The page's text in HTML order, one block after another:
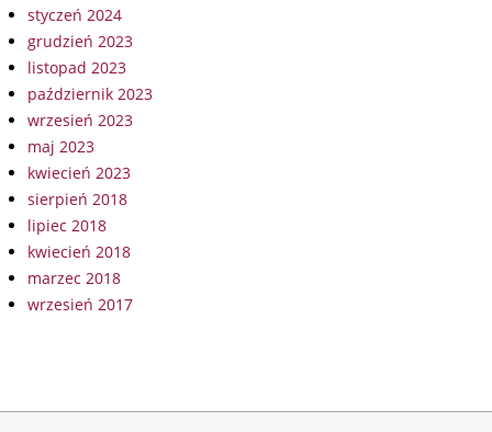
styczeń 2024
grudzień 2023
listopad 2023
październik 2023
wrzesień 2023
maj 2023
kwiecień 2023
sierpień 2018
lipiec 2018
kwiecień 2018
marzec 2018
wrzesień 2017